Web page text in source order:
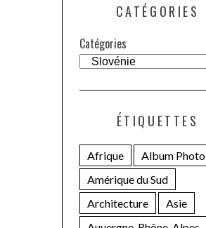
CATÉGORIES
Catégories
ÉTIQUETTES
Afrique
Album Photo
Amérique du Sud
Architecture
Asie